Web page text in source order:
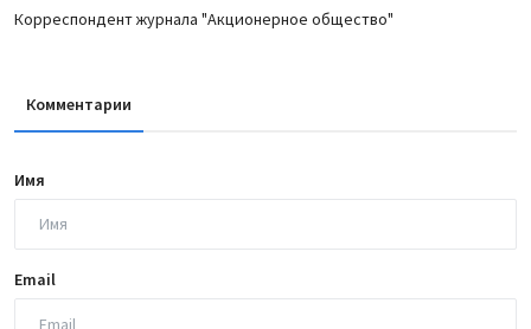
Корреспондент журнала "Акционерное общество"
Комментарии
Имя
Email